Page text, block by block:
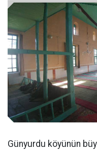
Günyurdu köyünün